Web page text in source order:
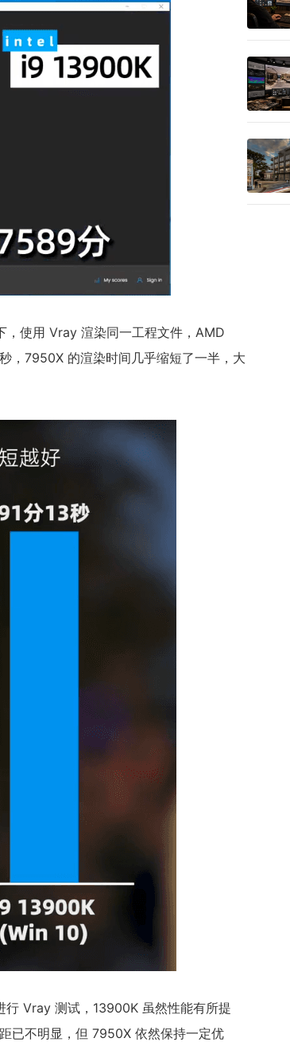
，使用 Vray 渲染同一工程文件，AMD
7950X 的渲染时间几乎缩短了一半，大
行 Vray 测试，13900K 虽然性能有所提
已不明显，但 7950X 依然保持一定优